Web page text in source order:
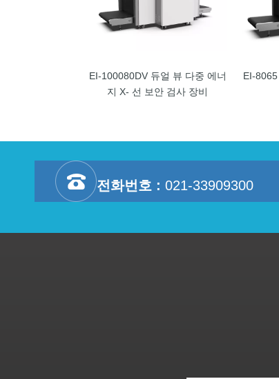
EI-100080DV 듀얼 뷰 다중 에너
지 X- 선 보안 검사 장비
EI-
전화번호 : 021-33909300